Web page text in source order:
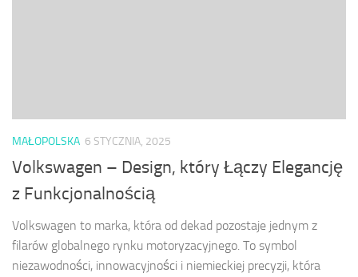
MAŁOPOLSKA 6 STYCZNIA, 2025
Volkswagen – Design, który Łączy Elegancję
z Funkcjonalnością
Volkswagen to marka, która od dekad pozostaje jednym z
filarów globalnego rynku motoryzacyjnego. To symbol
niezawodności, innowacyjności i niemieckiej precyzji, która